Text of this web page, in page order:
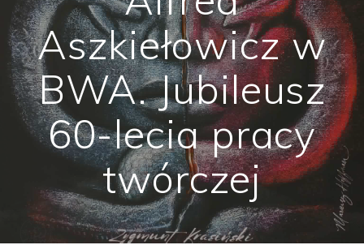
Aszkiełowicz w
BWA. Jubileusz
60-lecia pracy
twórczej